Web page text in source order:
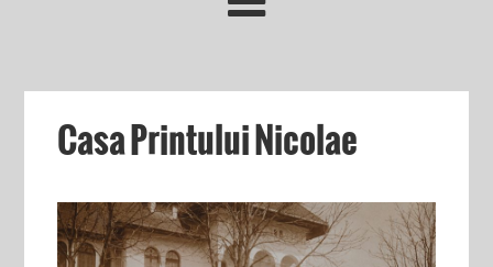
Casa Printului Nicolae